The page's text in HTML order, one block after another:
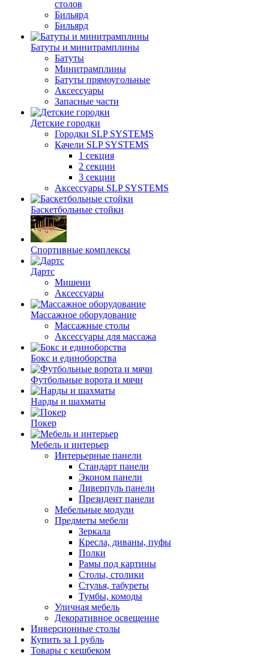
столов
Бильяpд
Бильяpд
Батуты и минитрамплины
Батуты
Минитрамплины
Батуты прямоугольные
Аксессуары
Запасные части
Детские городки
Городки SLP SYSTEMS
Качели SLP SYSTEMS
1 секция
2 секции
3 секции
Аксессуары SLP SYSTEMS
Баскетбольные стойки
Спортивные комплексы
Дартс
Мишени
Аксессуары
Массажное оборудование
Массажные столы
Аксессуары для массажа
Бокс и единоборства
Футбольные ворота и мячи
Нарды и шахматы
Покер
Мебель и интерьер
Интерьерные панели
Стандарт панели
Эконом панели
Ливерпуль панели
Президент панели
Мебельные модули
Предметы мебели
Зеркала
Кресла, диваны, пуфы
Полки
Рамы под картины
Столы, столики
Стулья, табуреты
Тумбы, комоды
Уличная мебель
Декоративное освещение
Инверсионные столы
Купить за 1 рубль
Товары с кешбеком